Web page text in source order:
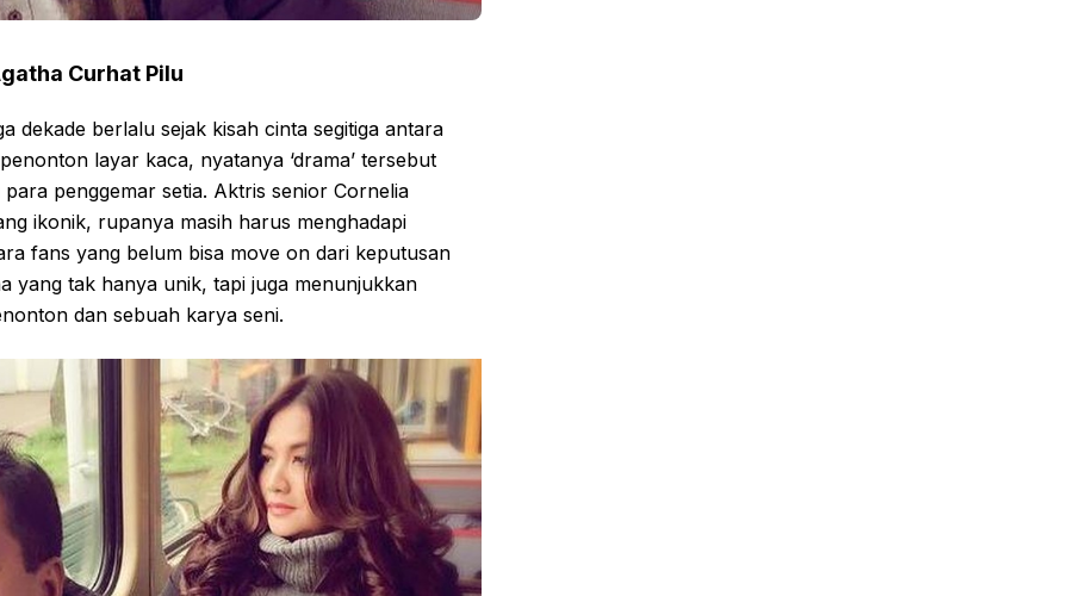
Curhat Pilu
dekade berlalu sejak kisah cinta segitiga antara
layar kaca, nyatanya ‘drama’ tersebut
penggemar setia. Aktris senior Cornelia
ikonik, rupanya masih harus menghadapi
fans yang belum bisa move on dari keputusan
yang tak hanya unik, tapi juga menunjukkan
dan sebuah karya seni.